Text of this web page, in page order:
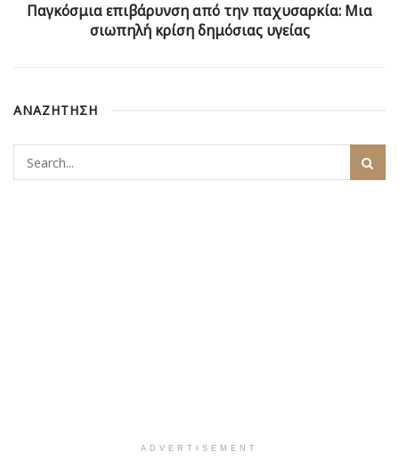
Παγκόσμια επιβάρυνση από την παχυσαρκία: Μια
σιωπηλή κρίση δημόσιας υγείας
ΑΝΑΖΗΤΗΣΗ
ADVERTISEMENT